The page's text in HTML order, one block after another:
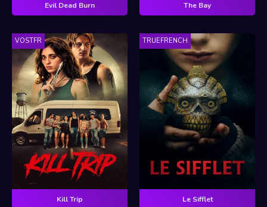
Evil Dead Burn The Bay
VOSTFR
Kill Trip
TRUEFRENCH
Le Sifflet